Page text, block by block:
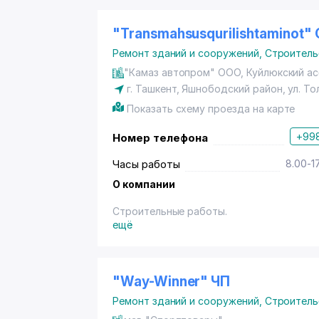
укладывают на нижние слои при
слоя покрытия. Такое применение
крупной фракции (20-40). Песчаный
дворовых территорий. В его составе
Щебеночно-мастичный асфальт (ЩМА).
ЩМА асфальт используется при
интенсивное движение как легковых,
дополнительные услуги по
Мы гарантируем высокое качество
"Transmahsusqurilishtaminot"
Ремонт зданий и сооружений
"Камаз автопром" ООО, Куйлюкский
г. Ташкент, Яшнободский район ,ул.
Показать схему проезда на карте
Номер телефона
Часы работы
8.00-
О компании
Строительные работы.
ещё
"Way-Winner" ЧП
Ремонт зданий и сооружений